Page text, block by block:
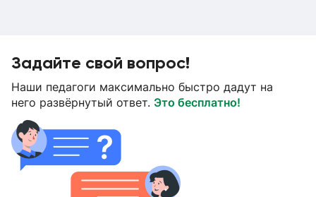
Задайте свой вопрос!
Наши педагоги максимально быстро дадут на
него развёрнутый ответ. Это бесплатно!